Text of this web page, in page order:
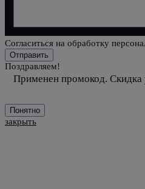
Cогласиться на обработку
Отправить
Поздравляем!
Применен промокод. Скидка
Понятно
закрыть